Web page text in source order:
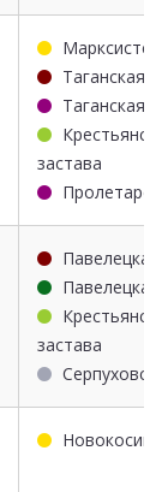
Таганская
Таганская
застава
Павелецкая
Павелецкая
застава
Новокосино